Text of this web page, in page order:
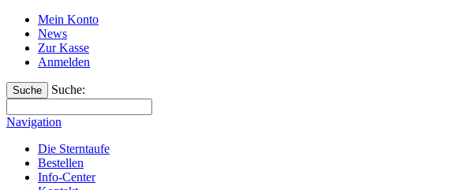
Mein Konto
News
Zur Kasse
Anmelden
Suche Suche:
Navigation
Die Sterntaufe
Bestellen
Info-Center